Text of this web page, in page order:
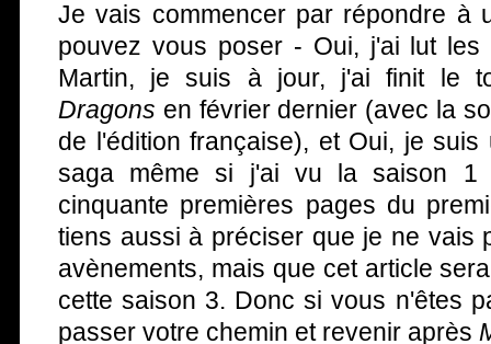
Je vais commencer par répondre à
pouvez vous poser - Oui, j'ai lut
Martin, je suis à jour, j'ai finit le
Dragons en février dernier (avec la
de l'édition française), et Oui, je
saga même si j'ai vu la saison
cinquante premières pages du
tiens aussi à préciser que je ne vais
avènements, mais que cet article
cette saison 3. Donc si vous n'êtes
passer votre chemin et revenir après